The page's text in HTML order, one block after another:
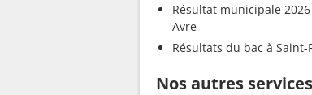
Résultat municipale
Avre
Résultats du bac à Saint-
Nos autres services